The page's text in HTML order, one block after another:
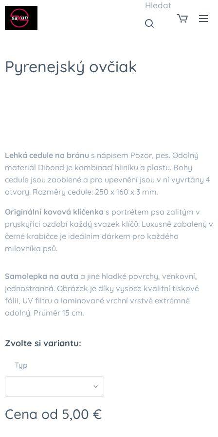
Hledat
Pyrenejský ovčiak
Lehká cedule na bránu s nápisem Pozor, pes. Odolný
materiál Dibond je kombinací hliníku a plastu. Rohy
cedule jsou zaoblené a pro upevnění jsou v ní vyvrtány 4
otvory. Rozměry cedule: 250 x 160 x 3 mm.
Originální kovová klíčenka s portrétem psa zalitým v
pryskyřici ozdobí každý svazek klíčů. Luxusně zabalený v
černé krabičce je ideálním dárkem pro každého
milovníka psů.
Samolepka na auta a jiné hladké povrchy, venkovní,
jednostranná. Obrázek je díky vysoce kvalitní tiskové
fólii, UV filtru a laminované vrchní vrstvě extrémně
odolný. Průměr 15 cm.
Zvolte si variantu:
Typ
Cena od 5,00 €